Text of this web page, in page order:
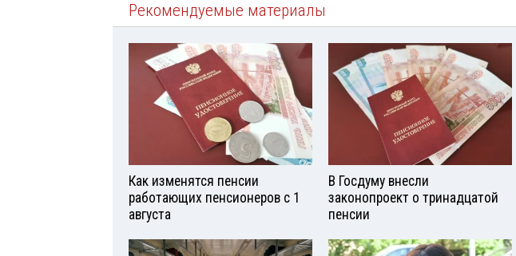
Рекомендуемые материалы
Как изменятся пенсии
работающих пенсионеров с 1
августа
В Госдуму внесли
законопроект о тринадцатой
пенсии